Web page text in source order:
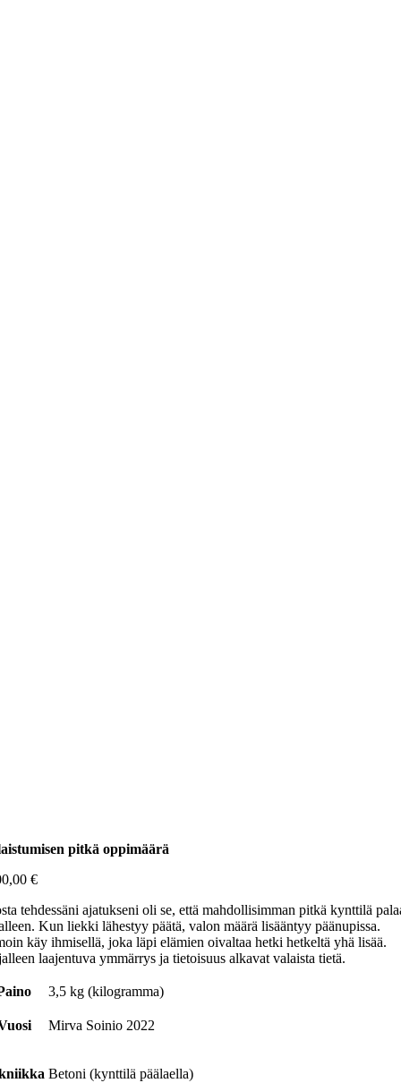
pitkä oppimäärä
€
tehdessäni ajatukseni oli se, että mahdollisimman pitkä kynttilä
Kun liekki lähestyy päätä, valon määrä lisääntyy päänupissa.
käy ihmisellä, joka läpi elämien oivaltaa hetki hetkeltä yhä lisää.
laajentuva ymmärrys ja tietoisuus alkavat valaista tietä.
3,5 kg (kilogramma)
Mirva Soinio 2022
Betoni (kynttilä päälaella)